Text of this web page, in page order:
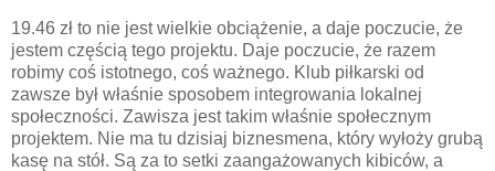
19.46 zł to nie jest wielkie obciążenie, a daje poczucie, że
jestem częścią tego projektu. Daje poczucie, że razem
robimy coś istotnego, coś ważnego. Klub piłkarski od
zawsze był właśnie sposobem integrowania lokalnej
społeczności. Zawisza jest takim właśnie społecznym
projektem. Nie ma tu dzisiaj biznesmena, który wyłoży grubą
kasę na stół. Są za to setki zaangażowanych kibiców, a